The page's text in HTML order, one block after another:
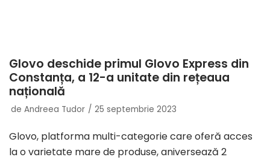
Glovo deschide primul Glovo Express din
Constanța, a 12-a unitate din rețeaua
națională
de Andreea Tudor 25 septembrie 2023
Glovo, platforma multi-categorie care oferă acces
la o varietate mare de produse, aniversează 2